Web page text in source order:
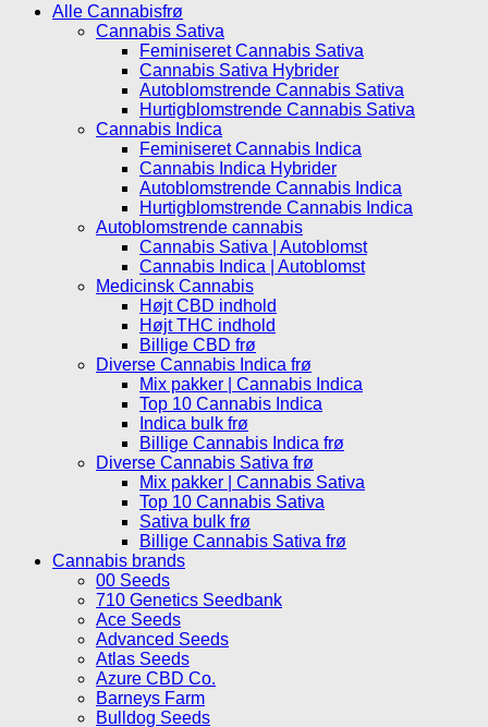
Alle Cannabisfrø
Cannabis Sativa
Feminiseret Cannabis Sativa
Cannabis Sativa Hybrider
Autoblomstrende Cannabis Sativa
Hurtigblomstrende Cannabis Sativa
Cannabis Indica
Feminiseret Cannabis Indica
Cannabis Indica Hybrider
Autoblomstrende Cannabis Indica
Hurtigblomstrende Cannabis Indica
Autoblomstrende cannabis
Cannabis Sativa | Autoblomst
Cannabis Indica | Autoblomst
Medicinsk Cannabis
Højt CBD indhold
Højt THC indhold
Billige CBD frø
Diverse Cannabis Indica frø
Mix pakker | Cannabis Indica
Top 10 Cannabis Indica
Indica bulk frø
Billige Cannabis Indica frø
Diverse Cannabis Sativa frø
Mix pakker | Cannabis Sativa
Top 10 Cannabis Sativa
Sativa bulk frø
Billige Cannabis Sativa frø
Cannabis brands
00 Seeds
710 Genetics Seedbank
Ace Seeds
Advanced Seeds
Atlas Seeds
Azure CBD Co.
Barneys Farm
Bulldog Seeds